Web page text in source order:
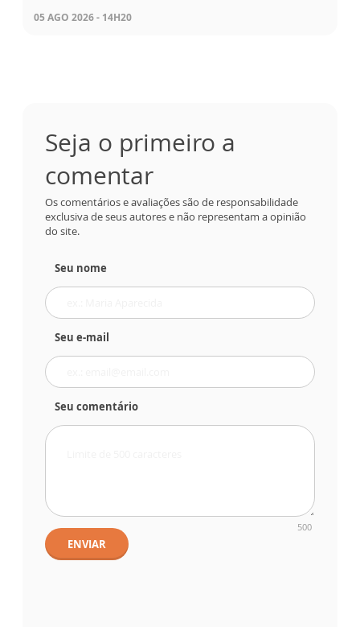
05 AGO 2026 - 14H20
Seja o primeiro a
comentar
Os comentários e avaliações são de responsabilidade
exclusiva de seus autores e não representam a opinião
do site.
Seu nome
Seu e-mail
Seu comentário
500
ENVIAR